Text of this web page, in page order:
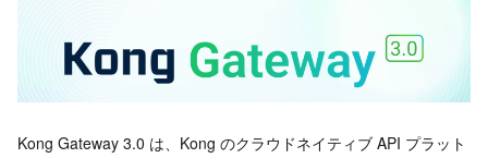
Kong Gateway 3.0 は、Kong のクラウドネイティブ API プラット